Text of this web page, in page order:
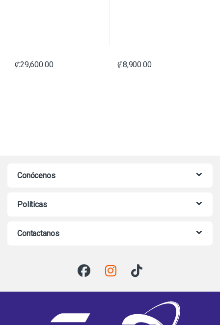
₡29,600.00 ₡8,900.00
Conócenos
Políticas
Contactanos